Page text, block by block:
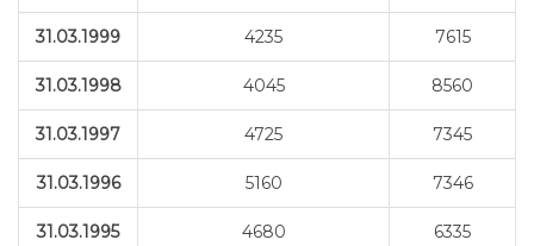
31.03.1999 4235 7615
31.03.1998 4045 8560
31.03.1997 4725 7345
31.03.1996 5160 7346
31.03.1995 4680 6335